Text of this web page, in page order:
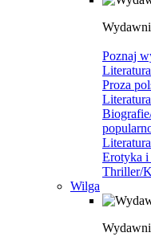
Poznaj
Proza
Erotyka i
Thriller/
Wilga